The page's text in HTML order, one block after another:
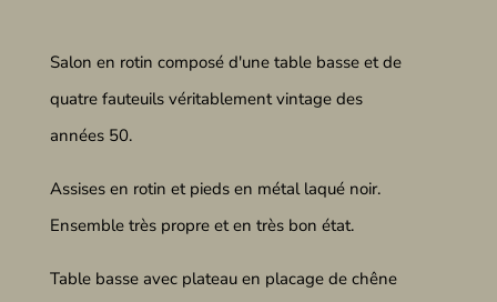
Salon en rotin composé d'une table basse et de
quatre fauteuils véritablement vintage des
années 50.
Assises en rotin et pieds en métal laqué noir.
Ensemble très propre et en très bon état.
Table basse avec plateau en placage de chêne